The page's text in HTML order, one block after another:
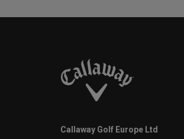
Callaway Golf Europe Ltd